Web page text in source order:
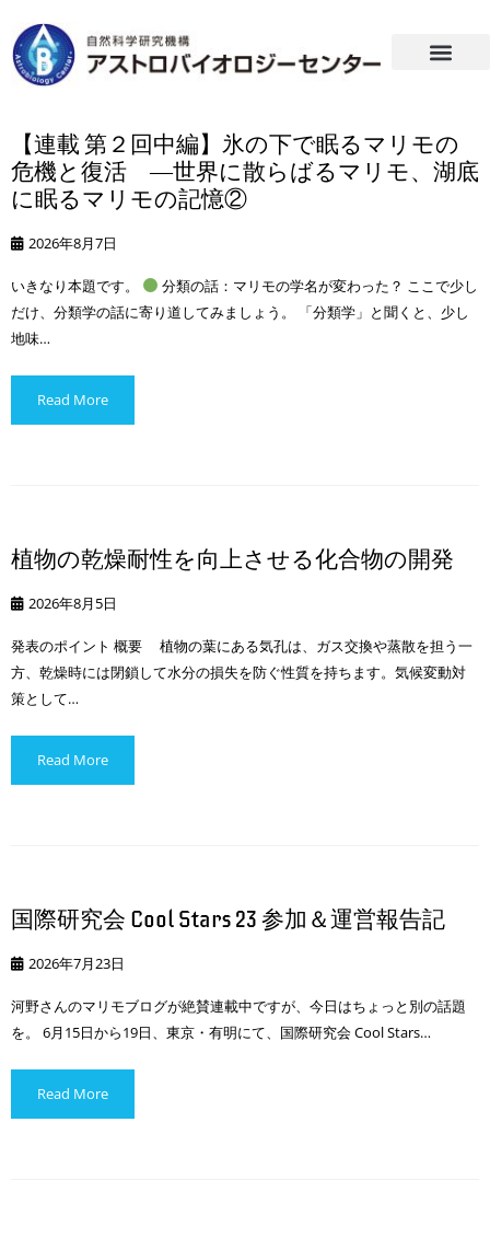
【連載 第２回中編】氷の下で眠るマリモの
危機と復活 ―世界に散らばるマリモ、湖底
に眠るマリモの記憶②
2026年8月7日
いきなり本題です。
分類の話：マリモの学名が変わった？ ここで少し
だけ、分類学の話に寄り道してみましょう。 「分類学」と聞くと、少し
地味…
Read More
植物の乾燥耐性を向上させる化合物の開発
2026年8月5日
発表のポイント 概要 植物の葉にある気孔は、ガス交換や蒸散を担う一
方、乾燥時には閉鎖して水分の損失を防ぐ性質を持ちます。気候変動対
策として…
Read More
国際研究会 Cool Stars 23 参加＆運営報告記
2026年7月23日
河野さんのマリモブログが絶賛連載中ですが、今日はちょっと別の話題
を。 6月15日から19日、東京・有明にて、国際研究会 Cool Stars…
Read More